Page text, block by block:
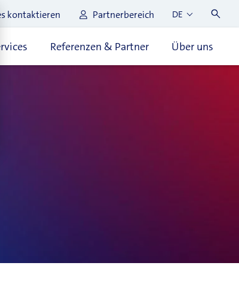
kontaktieren Partnerbereich DE
Referenzen & Partner Über uns